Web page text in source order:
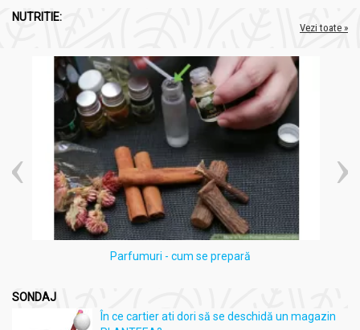
NUTRITIE:
Vezi toate »
Parfumuri - cum se prepară
SONDAJ
În ce cartier ati dori să se deschidă un magazin